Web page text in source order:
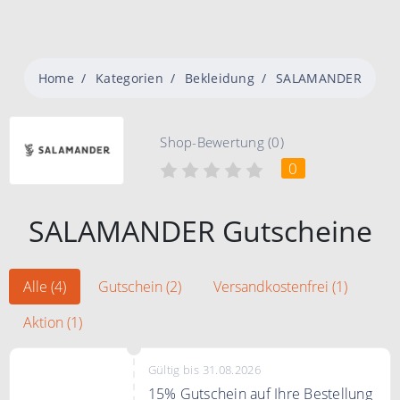
Home Kategorien Bekleidung SALAMANDER
Shop-Bewertung (0)
0
SALAMANDER Gutscheine
Alle (4) Gutschein (2)
Versandkostenfrei (1)
Aktion (1)
Gültig bis 31.08.2026
15% Gutschein auf Ihre Bestellung